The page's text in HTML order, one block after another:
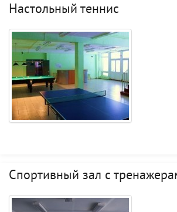
Настольный теннис
Спортивный зал с